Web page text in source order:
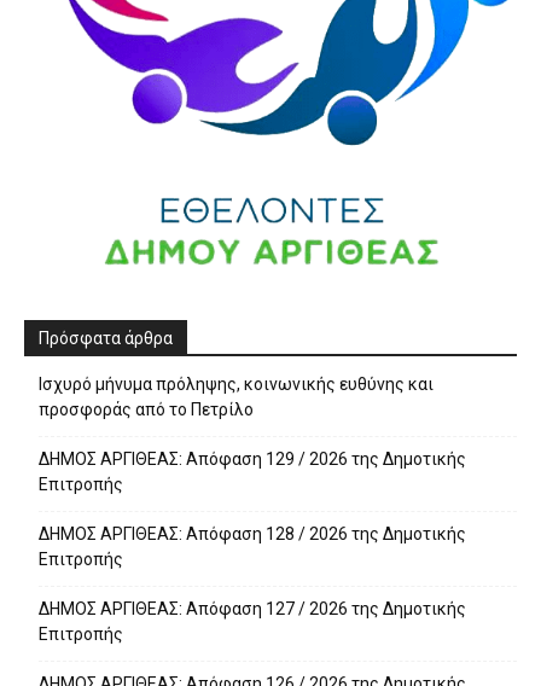
Πρόσφατα άρθρα
Ισχυρό μήνυμα πρόληψης, κοινωνικής ευθύνης και
προσφοράς από το Πετρίλο
ΔΗΜΟΣ ΑΡΓΙΘΕΑΣ: Απόφαση 129 / 2026 της Δημοτικής
Επιτροπής
ΔΗΜΟΣ ΑΡΓΙΘΕΑΣ: Απόφαση 128 / 2026 της Δημοτικής
Επιτροπής
ΔΗΜΟΣ ΑΡΓΙΘΕΑΣ: Απόφαση 127 / 2026 της Δημοτικής
Επιτροπής